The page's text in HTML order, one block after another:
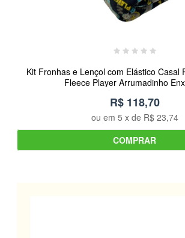
Kit Fronhas e Lençol com Elástico Casal
Fleece Player Arrumadinho
R$ 118,70
ou em 5 x de R$ 23,74
COMPRAR